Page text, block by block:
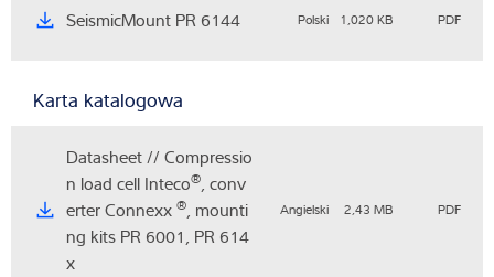
SeismicMount PR 6144 Polski 1,020 KB PDF
Karta katalogowa
Datasheet // Compressio
n load cell Inteco®, conv
erter Connexx ®, mounti
ng kits PR 6001, PR 614
x
Angielski 2,43 MB PDF